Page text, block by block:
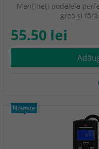
Mențineți podelele
grea și
55.50 lei
Noutate